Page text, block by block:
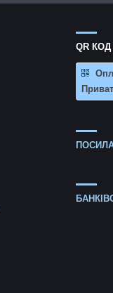
QR